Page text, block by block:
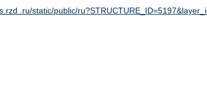
.ru/static/public/